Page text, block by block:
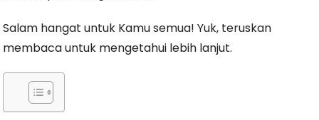
Salam hangat untuk Kamu semua! Yuk, teruskan
membaca untuk mengetahui lebih lanjut.